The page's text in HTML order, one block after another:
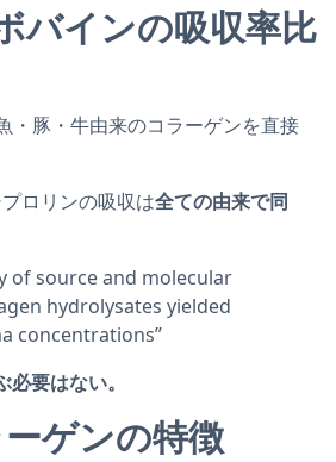
バインの吸収率比
・豚・牛由来のコラーゲンを直接
ロリンの吸収は全ての由来で同
of source and molecular
hydrolysates yielded
concentrations”
要はない。
ゲンの特徴